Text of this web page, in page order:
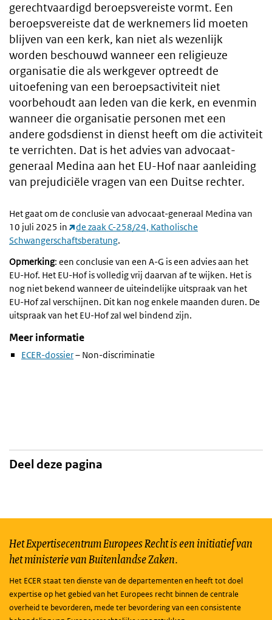
gerechtvaardigd beroepsvereiste vormt. Een
beroepsvereiste dat de werknemers lid moeten
blijven van een kerk, kan niet als wezenlijk
worden beschouwd wanneer een religieuze
organisatie die als werkgever optreedt de
uitoefening van een beroepsactiviteit niet
voorbehoudt aan leden van die kerk, en evenmin
wanneer die organisatie personen met een
andere godsdienst in dienst heeft om die activiteit
te verrichten. Dat is het advies van advocaat-
generaal Medina aan het EU-Hof naar aanleiding
van prejudiciële vragen van een Duitse rechter.
Het gaat om de conclusie van advocaat-generaal Medina van
10 juli 2025 in
de zaak C-258/24, Katholische
Schwangerschaftsberatung.
Opmerking: een conclusie van een A-G is een advies aan het
EU-Hof. Het EU-Hof is volledig vrij daarvan af te wijken. Het is
nog niet bekend wanneer de uiteindelijke uitspraak van het
EU-Hof zal verschijnen. Dit kan nog enkele maanden duren. De
uitspraak van het EU-Hof zal wel bindend zijn.
Meer informatie
ECER-dossier– Non-discriminatie
Deel deze pagina
Het Expertisecentrum Europees Recht is een initiatief van
het ministerie van Buitenlandse Zaken.
Het ECER staat ten dienste van de departementen en heeft tot doel
expertise op het gebied van het Europees recht binnen de centrale
overheid te bevorderen, mede ter bevordering van een consistente